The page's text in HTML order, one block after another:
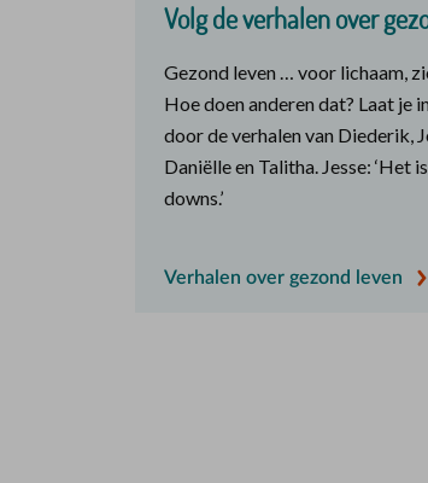
Volg de verhalen over
Gezond leven … voor lichaam,
Hoe doen anderen dat? Laat je
door de verhalen van Diederik,
Daniëlle en Talitha. Jesse: ‘Het
downs.’
Verhalen over gezond leven